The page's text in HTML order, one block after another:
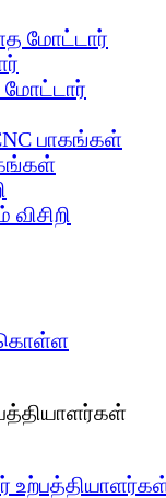
மோட்டார்
பாகங்கள்
விசிறி